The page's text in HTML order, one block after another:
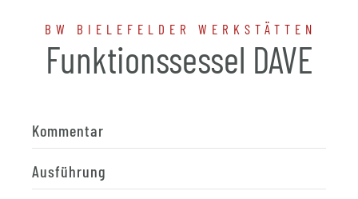
BW BIELEFELDER WERKSTÄTTEN
Funktionssessel DAVE
Kommentar
Ausführung